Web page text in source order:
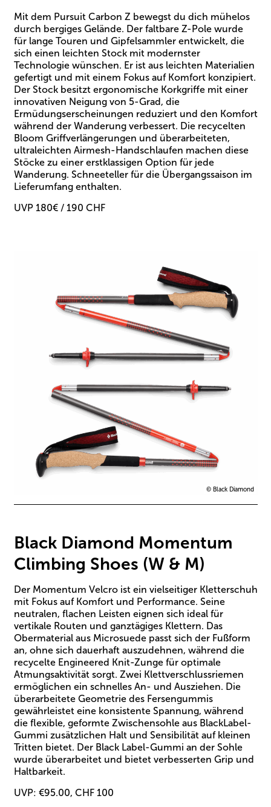
Mit dem Pursuit Carbon Z bewegst du dich mühelos
durch bergiges Gelände. Der faltbare Z-Pole wurde
für lange Touren und Gipfelsammler entwickelt, die
sich einen leichten Stock mit modernster
Technologie wünschen. Er ist aus leichten Materialien
gefertigt und mit einem Fokus auf Komfort konzipiert.
Der Stock besitzt ergonomische Korkgriffe mit einer
innovativen Neigung von 5-Grad, die
Ermüdungserscheinungen reduziert und den Komfort
während der Wanderung verbessert. Die recycelten
Bloom Griffverlängerungen und überarbeiteten,
ultraleichten Airmesh-Handschlaufen machen diese
Stöcke zu einer erstklassigen Option für jede
Wanderung. Schneeteller für die Übergangssaison im
Lieferumfang enthalten.
UVP 180€ / 190 CHF
© Black Diamond
Black Diamond Momentum
Climbing Shoes (W & M)
Der Momentum Velcro ist ein vielseitiger Kletterschuh
mit Fokus auf Komfort und Performance. Seine
neutralen, flachen Leisten eignen sich ideal für
vertikale Routen und ganztägiges Klettern. Das
Obermaterial aus Microsuede passt sich der Fußform
an, ohne sich dauerhaft auszudehnen, während die
recycelte Engineered Knit-Zunge für optimale
Atmungsaktivität sorgt. Zwei Klettverschlussriemen
ermöglichen ein schnelles An- und Ausziehen. Die
überarbeitete Geometrie des Fersengummis
gewährleistet eine konsistente Spannung, während
die flexible, geformte Zwischensohle aus BlackLabel-
Gummi zusätzlichen Halt und Sensibilität auf kleinen
Tritten bietet. Der Black Label-Gummi an der Sohle
wurde überarbeitet und bietet verbesserten Grip und
Haltbarkeit.
UVP: €95.00, CHF 100